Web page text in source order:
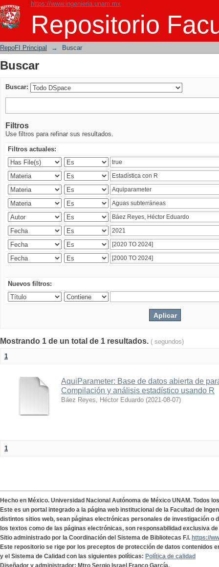
https://www.ingenieria.unam.mx
Repositorio
Buscar
RepoFI Principal → Buscar
Buscar
Buscar:
Filtros
Use filtros para refinar sus resultados.
Filtros actuales:
Nuevos filtros:
Mostrando 1 de un total de 1 resultados. ( segundos)
1
AquiParameter: Base de datos abierta de
Compilación y análisis estadístico usando R
Báez Reyes, Héctor Eduardo (2021-08-07)
1
Hecho en México. Universidad Nacional Autónoma de México UNAM. Todos
Este es un portal integrado a la página web institucional de la Facultad de
distintos sitios web, sean páginas electrónicas personales de investigación o
los textos como de las páginas electrónicas, son responsabilidad exclusiva
Sitio administrado por la Coordinación del Sistema de Bibliotecas F.I. https://
Este repositorio se rige por los preceptos de protección de datos contenidos
y el Sistema de Calidad con las siguientes políticas: Política de calidad
Diseñador y administrador: Mtro Sergio Israel Franco García.